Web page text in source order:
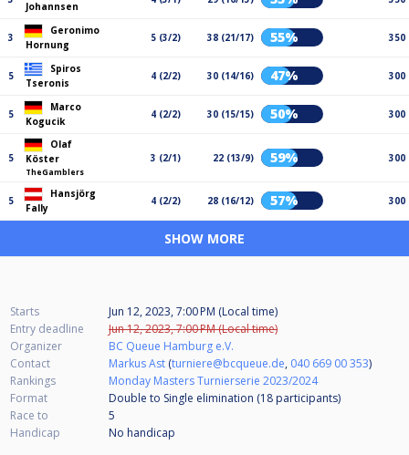
Johannsen
3
Geronimo
Hornung
5 (3/2) 38 (21/17) 55% 350
5
Spiros
Tseronis
4 (2/2) 30 (14/16) 47% 300
5
Marco
Kogucik
4 (2/2) 30 (15/15) 50% 300
5
Olaf
Köster
TheGamblers
3 (2/1) 22 (13/9) 59% 300
5
Hansjörg
Fally
4 (2/2) 28 (16/12) 57% 300
SHOW MORE
Starts
Jun 12, 2023, 7:00 PM (Local time)
Entry deadline
Jun 12, 2023, 7:00 PM (Local time)
Organizer
BC Queue Hamburg e.V.
Contact
Markus Ast (turniere@bcqueue.de, 040 669 00 353)
Rankings
Monday Masters Turnierserie 2023/2024
Format
Double to Single elimination (18 participants)
Race to
5
Handicap
No handicap